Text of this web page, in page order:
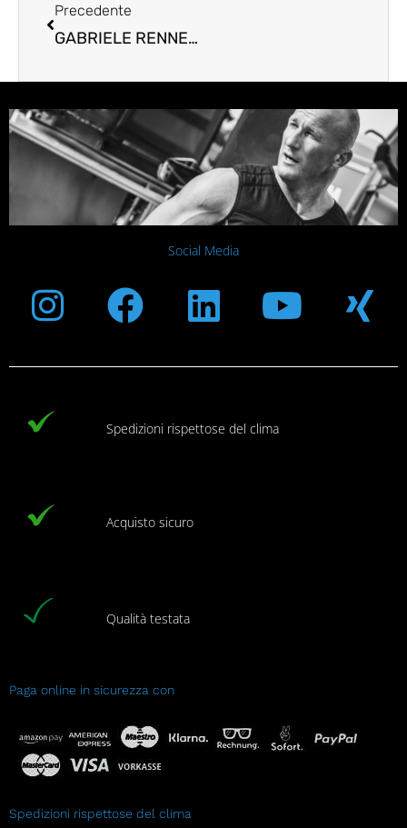
Precedente
GABRIELE RENNER DI E.COOLINE IN UN’INTERVISTA CON “L´ALLEANZA” PER LO SVILUPPO E IL CLIMA
Social Media
Instagram
Facebook
Linkedin
Spedizioni rispettose del clima
Acquisto sicuro
Qualità testata
Paga online in sicurezza con
Spedizioni rispettose del clima